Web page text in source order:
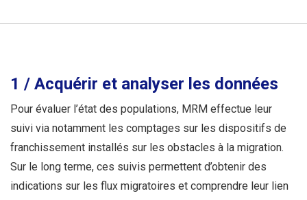
1 / Acquérir et analyser les données
Pour évaluer l’état des populations, MRM effectue leur
suivi via notamment les comptages sur les dispositifs de
franchissement installés sur les obstacles à la migration.
Sur le long terme, ces suivis permettent d’obtenir des
indications sur les flux migratoires et comprendre leur lien